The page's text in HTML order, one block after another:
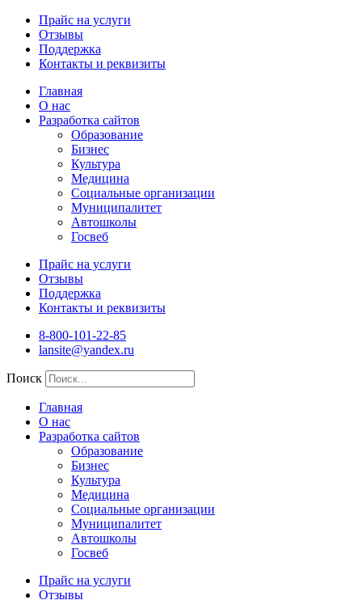
Прайс на услуги
Отзывы
Поддержка
Контакты и реквизиты
Главная
О нас
Разработка сайтов
Образование
Бизнес
Культура
Медицина
Социальные организации
Муниципалитет
Автошколы
Госвеб
Прайс на услуги
Отзывы
Поддержка
Контакты и реквизиты
8-800-101-22-85
lansite@yandex.ru
Поиск
Главная
О нас
Разработка сайтов
Образование
Бизнес
Культура
Медицина
Социальные организации
Муниципалитет
Автошколы
Госвеб
Прайс на услуги
Отзывы